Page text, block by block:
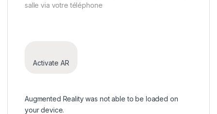
salle via votre téléphone
Activate AR
Augmented Reality was not able to be loaded on
your device.